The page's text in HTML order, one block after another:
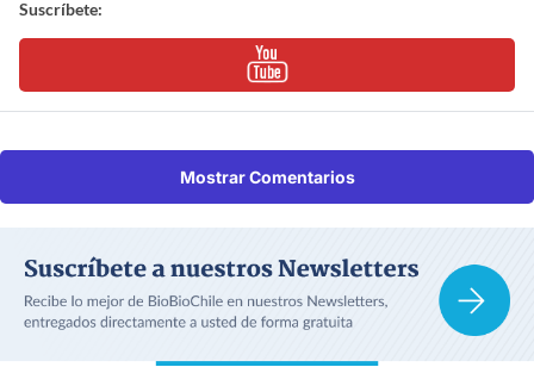
Suscríbete:
Mostrar Comentarios